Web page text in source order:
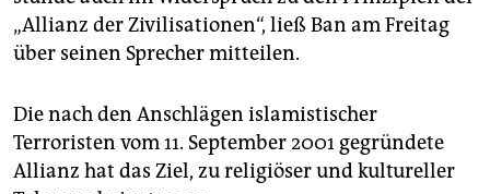
„Allianz der Zivilisationen“, ließ Ban am Freitag
über seinen Sprecher mitteilen.
Die nach den Anschlägen islamistischer
Terroristen vom 11. September 2001 gegründete
Allianz hat das Ziel, zu religiöser und kultureller